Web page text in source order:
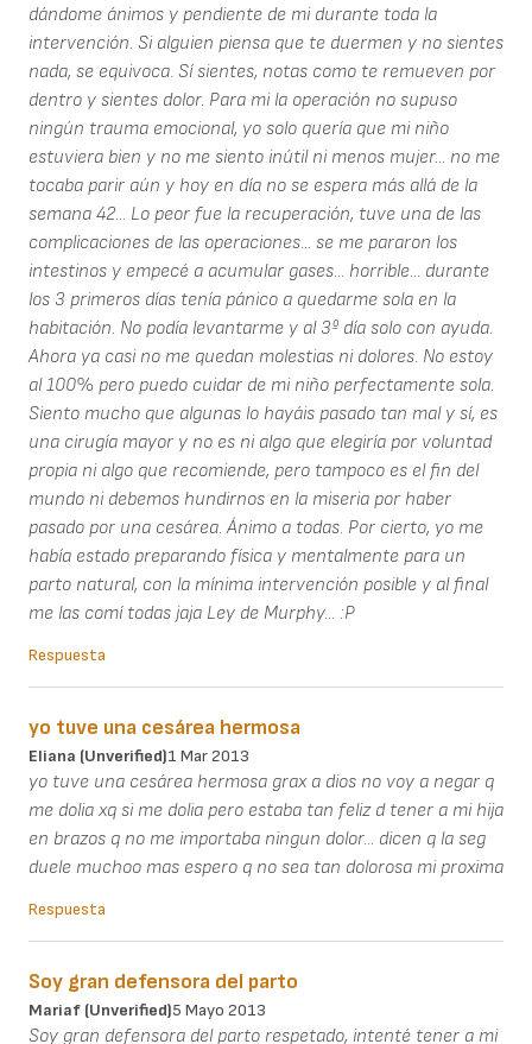
dándome ánimos y pendiente de mi durante toda la
intervención. Si alguien piensa que te duermen y no sientes
nada, se equivoca. Sí sientes, notas como te remueven por
dentro y sientes dolor. Para mi la operación no supuso
ningún trauma emocional, yo solo quería que mi niño
estuviera bien y no me siento inútil ni menos mujer... no me
tocaba parir aún y hoy en día no se espera más allá de la
semana 42... Lo peor fue la recuperación, tuve una de las
complicaciones de las operaciones... se me pararon los
intestinos y empecé a acumular gases... horrible... durante
los 3 primeros días tenía pánico a quedarme sola en la
habitación. No podía levantarme y al 3º día solo con ayuda.
Ahora ya casi no me quedan molestias ni dolores. No estoy
al 100% pero puedo cuidar de mi niño perfectamente sola.
Siento mucho que algunas lo hayáis pasado tan mal y sí, es
una cirugía mayor y no es ni algo que elegiría por voluntad
propia ni algo que recomiende, pero tampoco es el fin del
mundo ni debemos hundirnos en la miseria por haber
pasado por una cesárea. Ánimo a todas. Por cierto, yo me
había estado preparando física y mentalmente para un
parto natural, con la mínima intervención posible y al final
me las comí todas jaja Ley de Murphy... :P
Respuesta
yo tuve una cesárea hermosa
Eliana (unverified)1 Mar 2013
yo tuve una cesárea hermosa grax a dios no voy a negar q
me dolia xq si me dolia pero estaba tan feliz d tener a mi hija
en brazos q no me importaba ningun dolor... dicen q la seg
duele muchoo mas espero q no sea tan dolorosa mi proxima
Respuesta
Soy gran defensora del parto
Mariaf (unverified)5 Mayo 2013
Soy gran defensora del parto respetado, intenté tener a mi